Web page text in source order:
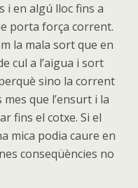
i en algú lloc fins a
porta força corrent.
la mala sort que en
cul a l’aigua i sort
sino la corrent
que l’ensurt i la
fins el cotxe. Si el
mica podia caure en
conseqüències no